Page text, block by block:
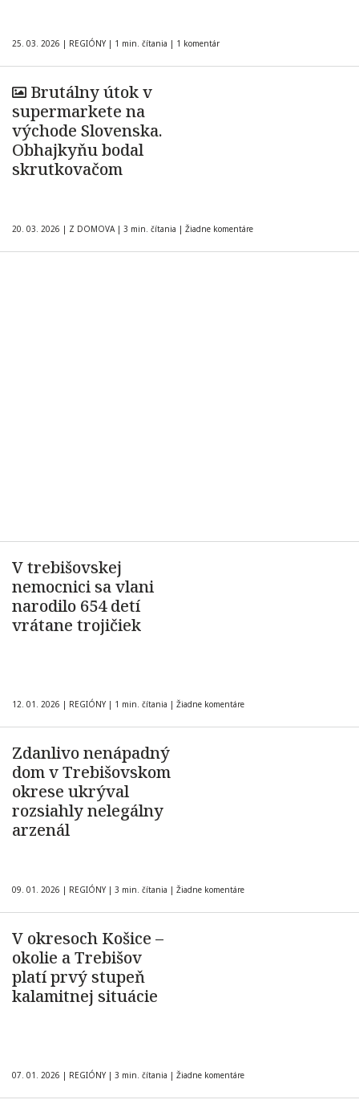
25. 03. 2026 | REGIÓNY | 1 min. čítania | 1 komentár
Brutálny útok v
supermarkete na
východe Slovenska.
Obhajkyňu bodal
skrutkovačom
20. 03. 2026 | Z DOMOVA | 3 min. čítania | Žiadne komentáre
V trebišovskej
nemocnici sa vlani
narodilo 654 detí
vrátane trojičiek
12. 01. 2026 | REGIÓNY | 1 min. čítania | Žiadne komentáre
Zdanlivo nenápadný
dom v Trebišovskom
okrese ukrýval
rozsiahly nelegálny
arzenál
09. 01. 2026 | REGIÓNY | 3 min. čítania | Žiadne komentáre
V okresoch Košice –
okolie a Trebišov
platí prvý stupeň
kalamitnej situácie
07. 01. 2026 | REGIÓNY | 3 min. čítania | Žiadne komentáre